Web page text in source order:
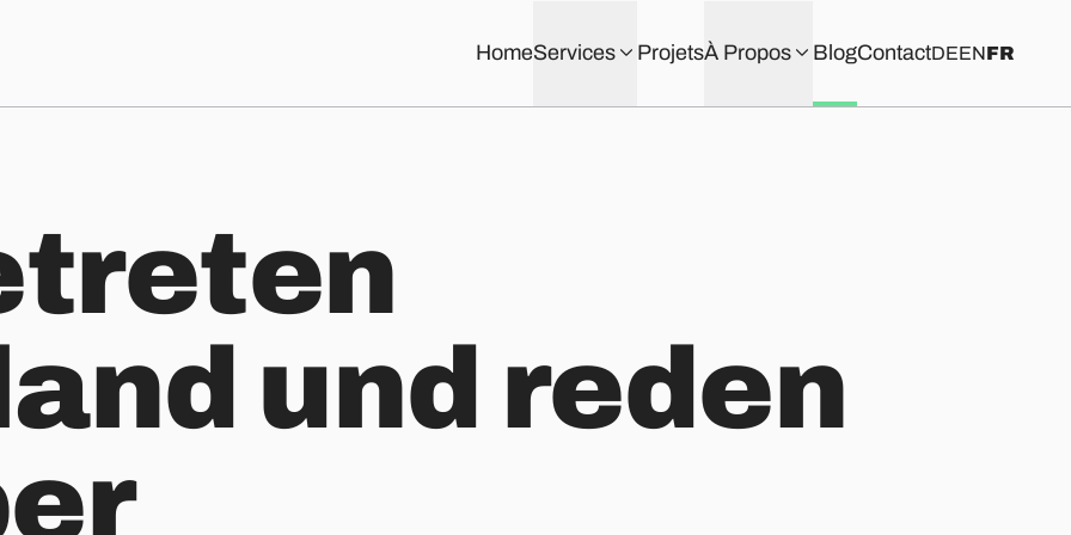
HomeServices ProjetsÀ Propos BlogContactDEENFR
und reden